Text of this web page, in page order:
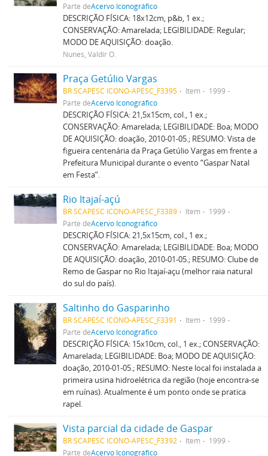
Parte deAcervo Iconográfico
DESCRIÇÃO FÍSICA: 18x12cm, p&b, 1 ex.;
CONSERVAÇÃO: Amarelada; LEGIBILIDADE: Regular;
MODO DE AQUISIÇÃO: doação.
Nunes, Valdir O.
Praça Getúlio Vargas
BR SCAPESC ICONO-APESC_F3395 Item
1999
Parte deAcervo Iconográfico
DESCRIÇÃO FÍSICA: 21,5x15cm, col., 1 ex.;
CONSERVAÇÃO: Amarelada; LEGIBILIDADE: Boa; MODO
DE AQUISIÇÃO: doação, 2010-01-05.; RESUMO: Vista de
figueira centenária da Praça Getúlio Vargas em frente a
Prefeitura Municipal durante o evento “Gaspar Natal
em Festa”.
Rio Itajaí-açú
BR SCAPESC ICONO-APESC_F3389 Item
1999
Parte deAcervo Iconográfico
DESCRIÇÃO FÍSICA: 21,5x15cm, col., 1 ex.;
CONSERVAÇÃO: Amarelada; LEGIBILIDADE: Boa; MODO
DE AQUISIÇÃO: doação, 2010-01-05.; RESUMO: Clube de
Remo de Gaspar no Rio Itajaí-açu (melhor raia natural
do sul do país).
Saltinho do Gasparinho
BR SCAPESC ICONO-APESC_F3391 Item
1999
Parte deAcervo Iconográfico
DESCRIÇÃO FÍSICA: 15x10cm, col., 1 ex.; CONSERVAÇÃO:
Amarelada; LEGIBILIDADE: Boa; MODO DE AQUISIÇÃO:
doação, 2010-01-05.; RESUMO: Neste local foi instalada a
primeira usina hidroelétrica da região (hoje encontra-se
em ruínas). Atualmente é um ponto onde se pratica
rapel.
Vista parcial da cidade de Gaspar
BR SCAPESC ICONO-APESC_F3392 Item
1999
Parte deAcervo Iconográfico